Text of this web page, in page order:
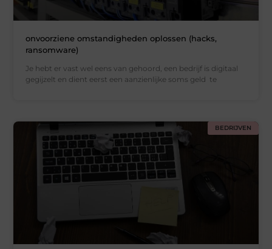
onvoorziene omstandigheden oplossen (hacks,
ransomware)
Je hebt er vast wel eens van gehoord, een bedrijf is digitaal
gegijzelt en dient eerst een aanzienlijke soms geld te
BEDRIJVEN